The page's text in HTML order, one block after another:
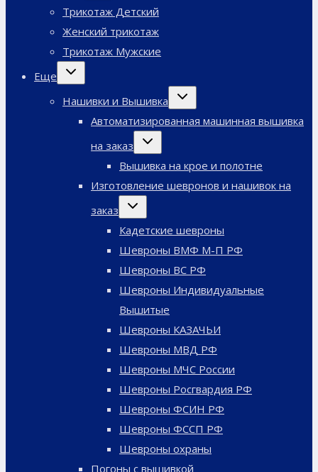
Трикотаж Детский
Женский трикотаж
Трикотаж Мужские
Еще
Переключить
дочернее
Нашивки и Вышивка
Переключить
дочернее
Автоматизированная машинная вышивка
на заказ
Переключить
дочернее
Вышивка на крое и полотне
Изготовление шевронов и нашивок на
заказ
Переключить
дочернее
Кадетские шевроны
Шевроны ВМФ М-П РФ
Шевроны ВС РФ
Шевроны Индивидуальные
Вышитые
Шевроны КАЗАЧЬИ
Шевроны МВД РФ
Шевроны МЧС России
Шевроны Росгвардия РФ
Шевроны ФСИН РФ
Шевроны ФССП РФ
Шевроны охраны
Погоны с вышивкой